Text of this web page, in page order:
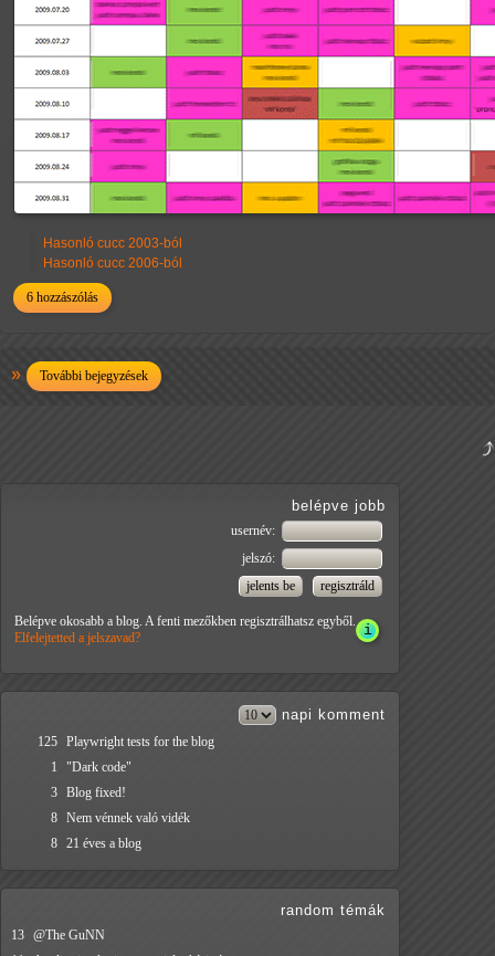
Hasonló cucc 2003-ból
Hasonló cucc 2006-ból
6 hozzászólás
További bejegyzések
belépve jobb
usernév:
jelszó:
Belépve okosabb a blog. A fenti mezőkben regisztrálhatsz egyből.
Elfelejtetted a jelszavad?
napi komment
125 Playwright tests for the blog
1
"Dark code"
3 Blog fixed!
8 Nem vénnek való vidék
8 21 éves a blog
random témák
13 @The GuNN